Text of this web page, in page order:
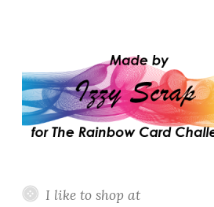
I like to shop at